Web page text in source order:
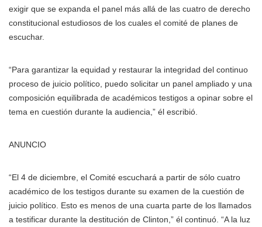
exigir que se expanda el panel más allá de las cuatro de derecho
constitucional estudiosos de los cuales el comité de planes de
escuchar.
“Para garantizar la equidad y restaurar la integridad del continuo
proceso de juicio político, puedo solicitar un panel ampliado y una
composición equilibrada de académicos testigos a opinar sobre el
tema en cuestión durante la audiencia,” él escribió.
ANUNCIO
“El 4 de diciembre, el Comité escuchará a partir de sólo cuatro
académico de los testigos durante su examen de la cuestión de
juicio político. Esto es menos de una cuarta parte de los llamados
a testificar durante la destitución de Clinton,” él continuó. “A la luz